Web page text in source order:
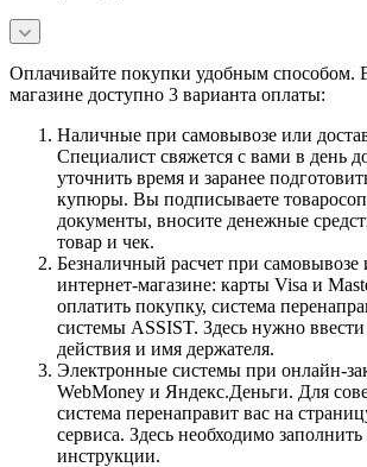
Оплачивайте покупки удобным способом.
магазине доступно 3 варианта оплаты:
Наличные при самовывозе или
Специалист свяжется с вами в день
уточнить время и заранее
купюры. Вы подписываете
документы, вносите денежные
товар и чек.
Безналичный расчет при
интернет-магазине: карты Visa и
оплатить покупку, система
системы ASSIST. Здесь нужно
действия и имя держателя.
Электронные системы при онлайн-
WebMoney и Яндекс.Деньги. Для
система перенаправит вас на
сервиса. Здесь необходимо
инструкции.